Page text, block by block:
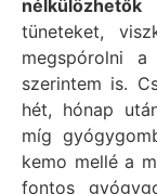
nélkülözhetők
tüneteket,
megspórolni a
szerintem is.
hét, hónap
míg
kemo mellé a
fontos